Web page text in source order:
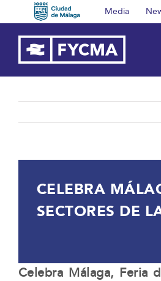
al
contenido
Media
CELEBRA
SECTORES DE
Celebra Málaga, Feria